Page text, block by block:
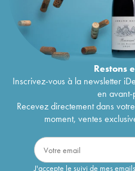
Restons
Inscrivez-vous à la newsletter
en
Recevez directement dans
moment, ventes
J'accepte le suivi de mes